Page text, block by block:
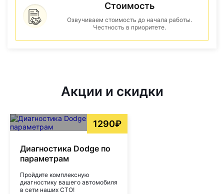
Стоимость
Озвучиваем стоимость до начала работы.
Честность в приоритете.
Акции и скидки
1290₽
Диагностика Dodge по
параметрам
Пройдите комплексную
диагностику вашего автомобиля
в сети наших СТО!